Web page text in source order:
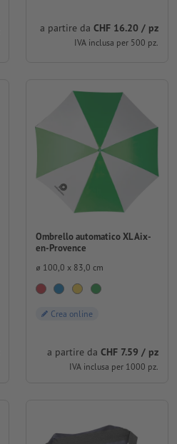
a partire da CHF 16.20 / pz
IVA inclusa per 500 pz.
Ombrello automatico XL Aix-
en-Provence
⌀ 100,0 x 83,0 cm
Crea online
a partire da CHF 7.59 / pz
IVA inclusa per 1000 pz.